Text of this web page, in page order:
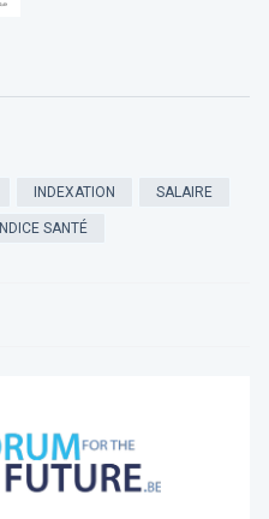
INDEXATION SALAIRE
INDICE SANTÉ